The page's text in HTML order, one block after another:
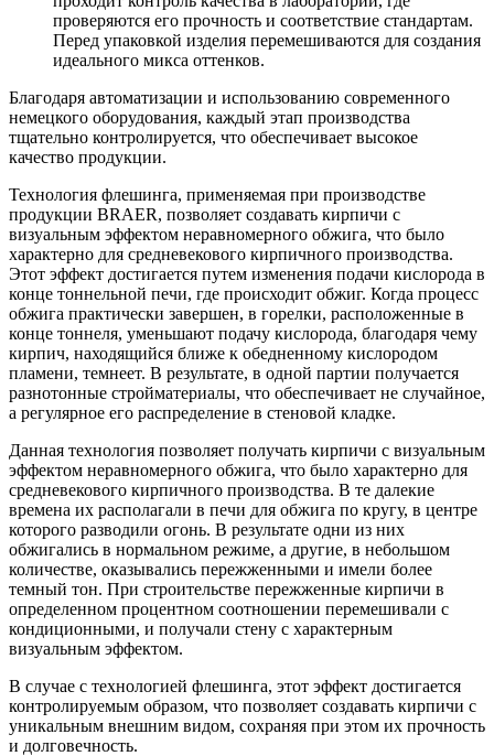
проверяются его прочность и соответствие стандартам.
Перед упаковкой изделия перемешиваются для создания
идеального микса оттенков.
Благодаря автоматизации и использованию современного
немецкого оборудования, каждый этап производства
тщательно контролируется, что обеспечивает высокое
качество продукции.
Технология флешинга, применяемая при производстве
продукции BRAER, позволяет создавать кирпичи с
визуальным эффектом неравномерного обжига, что было
характерно для средневекового кирпичного производства.
Этот эффект достигается путем изменения подачи кислорода в
конце тоннельной печи, где происходит обжиг. Когда процесс
обжига практически завершен, в горелки, расположенные в
конце тоннеля, уменьшают подачу кислорода, благодаря чему
кирпич, находящийся ближе к обедненному кислородом
пламени, темнеет. В результате, в одной партии получается
разнотонные стройматериалы, что обеспечивает не случайное,
а регулярное его распределение в стеновой кладке.
Данная технология позволяет получать кирпичи с визуальным
эффектом неравномерного обжига, что было характерно для
средневекового кирпичного производства. В те далекие
времена их располагали в печи для обжига по кругу, в центре
которого разводили огонь. В результате одни из них
обжигались в нормальном режиме, а другие, в небольшом
количестве, оказывались пережженными и имели более
темный тон. При строительстве пережженные кирпичи в
определенном процентном соотношении перемешивали с
кондиционными, и получали стену с характерным
визуальным эффектом.
В случае с технологией флешинга, этот эффект достигается
контролируемым образом, что позволяет создавать кирпичи с
уникальным внешним видом, сохраняя при этом их прочность
и долговечность.